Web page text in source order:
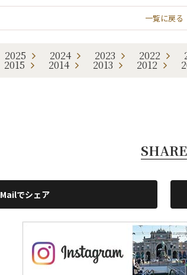
一覧に戻る
2025 2024 2023 2022
2015 2014 2013 2012
SHARE
Mailでシェア